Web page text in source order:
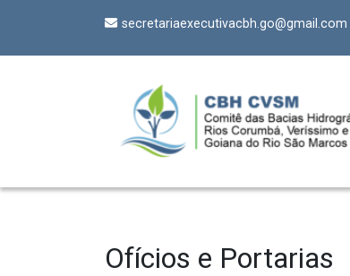
secretariaexecutivacbh.go@gmail.com
Ofícios e Portarias